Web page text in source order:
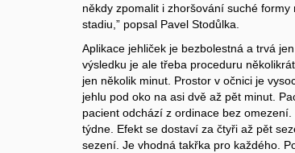
někdy zpomalit i zhoršování suché
stadiu,” popsal Pavel Stodůlka.
Aplikace jehliček je bezbolestná a trvá
výsledku je ale třeba proceduru
jen několik minut. Prostor v očnici je
jehlu pod oko na asi dvě až pět minut.
pacient odchází z ordinace bez
týdne. Efekt se dostaví za čtyři až pět
sezení. Je vhodná takřka pro každého.